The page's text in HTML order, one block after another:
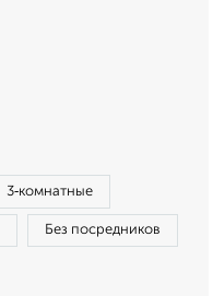
3‑комнатные
Без посредников